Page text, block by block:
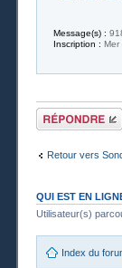
Message(s) :
Inscription :
Publier une
réponse
Retour vers
QUI EST EN
Utilisateur(s)
Index du